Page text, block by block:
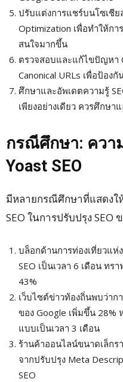
ปรับแต่งการแชร์บนโซเชีย
Optimization เพื่อทำให้ก
สนใจมากขึ้น
ตรวจสอบและแก้ไขปัญหา
Canonical URLs เพื่อป้อ
ศึกษาและอัพเดตความรู้
เพียงอย่างเดียว ควรศึกษา
กรณีศึกษา: ควา
Yoast SEO
มีหลายกรณีศึกษาที่แสดงใ
SEO ในการปรับปรุง SEO
บล็อกด้านการท่องเที่ยวแห่
SEO เป็นเวลา 6 เดือน ท
43%
เว็บไซต์ข่าวท้องถิ่นพบว่า
ของ Google เพิ่มขึ้น 28%
แบบเป็นเวลา 3 เดือน
ร้านค้าออนไลน์ขนาดเล็กร
จากปรับปรุง Meta
SEO